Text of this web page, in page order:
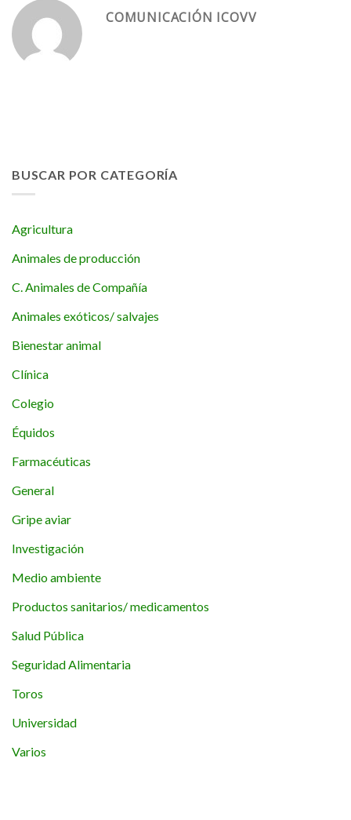
COMUNICACIÓN ICOVV
BUSCAR POR CATEGORÍA
Agricultura
Animales de producción
C. Animales de Compañía
Animales exóticos/ salvajes
Bienestar animal
Clínica
Colegio
Équidos
Farmacéuticas
General
Gripe aviar
Investigación
Medio ambiente
Productos sanitarios/ medicamentos
Salud Pública
Seguridad Alimentaria
Toros
Universidad
Varios